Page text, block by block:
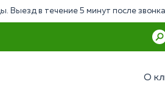
Выезд в течение 5 минут после
О